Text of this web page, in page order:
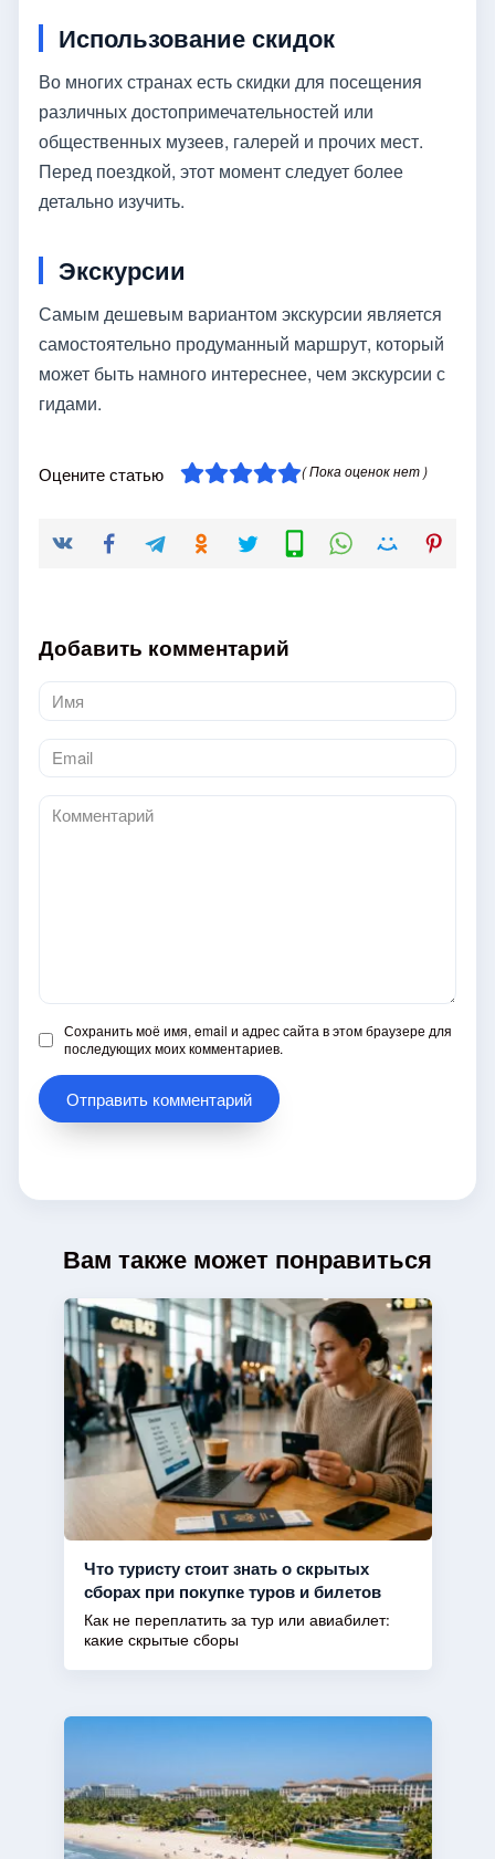
Использование скидок
Во многих странах есть скидки для посещения
различных достопримечательностей или
общественных музеев, галерей и прочих мест.
Перед поездкой, этот момент следует более
детально изучить.
Экскурсии
Самым дешевым вариантом экскурсии является
самостоятельно продуманный маршрут, который
может быть намного интереснее, чем экскурсии с
гидами.
Оцените статью ( Пока оценок нет )
Добавить комментарий
Имя
*
Email
*
Комментарий
Сохранить моё имя, email и адрес сайта в этом браузере для
последующих моих комментариев.
Вам также может понравиться
Что туристу стоит знать о скрытых
сборах при покупке туров и билетов
Как не переплатить за тур или авиабилет:
какие скрытые сборы